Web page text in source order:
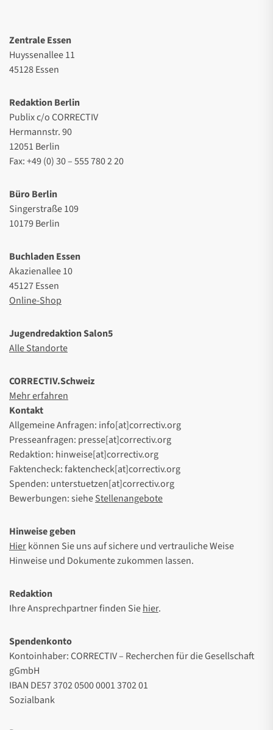
Zentrale Essen
Huyssenallee 11
45128 Essen
Redaktion Berlin
Publix c/o CORRECTIV
Hermannstr. 90
12051 Berlin
Fax: +49 (0) 30 – 555 780 2 20
Büro Berlin
Singerstraße 109
10179 Berlin
Buchladen Essen
Akazienallee 10
45127 Essen
Online-Shop
Jugendredaktion Salon5
Alle Standorte
CORRECTIV.Schweiz
Mehr erfahren
Kontakt
Allgemeine Anfragen: info[at]correctiv.org
Presseanfragen: presse[at]correctiv.org
Redaktion: hinweise[at]correctiv.org
Faktencheck: faktencheck[at]correctiv.org
Spenden: unterstuetzen[at]correctiv.org
Bewerbungen: sieheStellenangebote
Hinweise geben
Hierkönnen Sie uns auf sichere und vertrauliche Weise
Hinweise und Dokumente zukommen lassen.
Redaktion
Ihre Ansprechpartner finden Siehier.
Spendenkonto
Kontoinhaber: CORRECTIV – Recherchen für die Gesellschaft
gGmbH
IBAN DE57 3702 0500 0001 3702 01
Sozialbank